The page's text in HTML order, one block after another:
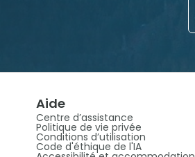
Aide
Centre d’assistance
Politique de vie privée
Conditions d’utilisation
Code d'éthique de l'IA